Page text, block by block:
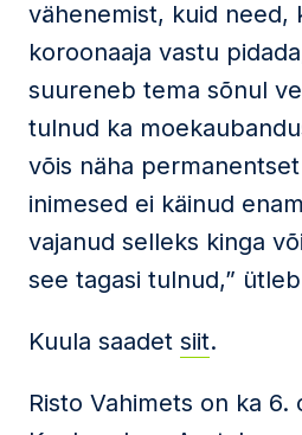
vähenemist, kuid need,
koroonaaja vastu
suureneb tema sõnul
tulnud ka
võis näha
inimesed ei käinud
vajanud selleks kinga
see tagasi tulnud,”
Kuula saadet siit.
Risto Vahimets on ka